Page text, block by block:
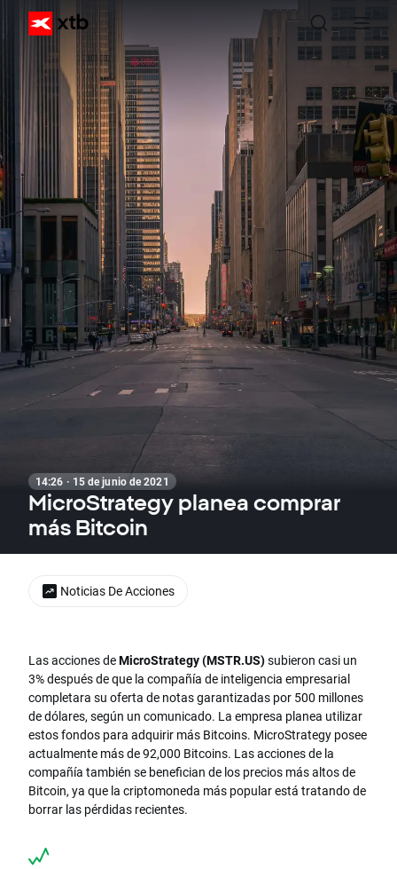
14:26 · 15 de junio de 2021
MicroStrategy planea comprar
más Bitcoin
Las acciones deMicroStrategy (MSTR.US)subieron casi un
3% después de que la compañía de inteligencia empresarial
completara su oferta de notas garantizadas por 500 millones
de dólares, según un comunicado. La empresa planea utilizar
estos fondos para adquirir más Bitcoins. MicroStrategy posee
actualmente más de 92,000 Bitcoins. Las acciones de la
compañía también se benefician de los precios más altos de
Bitcoin, ya que la criptomoneda más popular está tratando de
borrar las pérdidas recientes.
Noticias De Acciones